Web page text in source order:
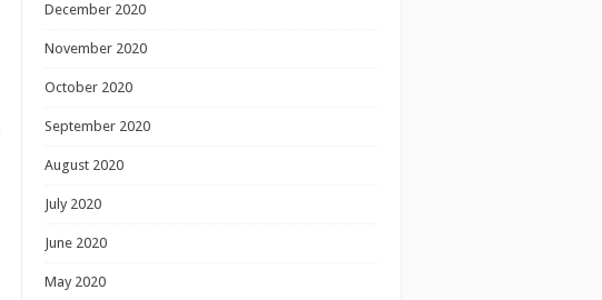
December 2020
November 2020
October 2020
September 2020
August 2020
July 2020
June 2020
May 2020